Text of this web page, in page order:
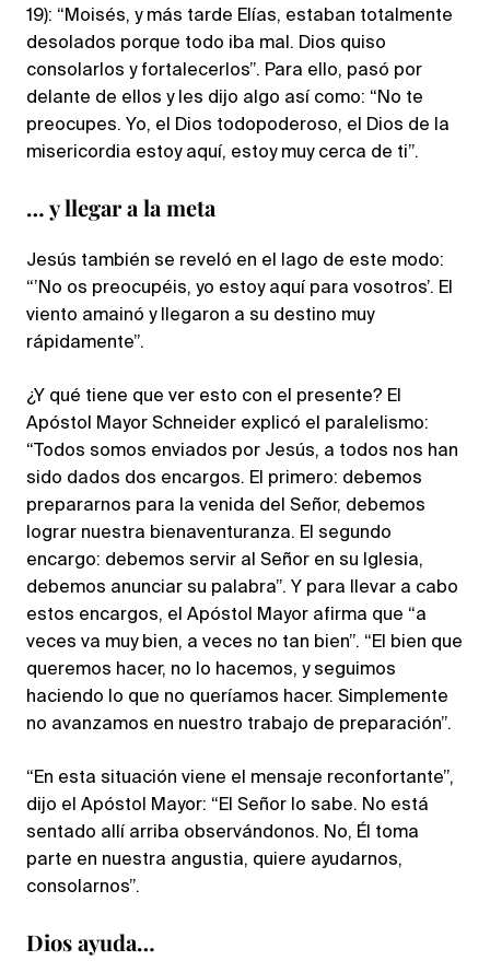
19): “Moisés, y más tarde Elías, estaban totalmente
desolados porque todo iba mal. Dios quiso
consolarlos y fortalecerlos”. Para ello, pasó por
delante de ellos y les dijo algo así como: “No te
preocupes. Yo, el Dios todopoderoso, el Dios de la
misericordia estoy aquí, estoy muy cerca de ti”.
… y llegar a la meta
Jesús también se reveló en el lago de este modo:
“’No os preocupéis, yo estoy aquí para vosotros’. El
viento amainó y llegaron a su destino muy
rápidamente”.
¿Y qué tiene que ver esto con el presente? El
Apóstol Mayor Schneider explicó el paralelismo:
“Todos somos enviados por Jesús, a todos nos han
sido dados dos encargos. El primero: debemos
prepararnos para la venida del Señor, debemos
lograr nuestra bienaventuranza. El segundo
encargo: debemos servir al Señor en su Iglesia,
debemos anunciar su palabra”. Y para llevar a cabo
estos encargos, el Apóstol Mayor afirma que “a
veces va muy bien, a veces no tan bien”. “El bien que
queremos hacer, no lo hacemos, y seguimos
haciendo lo que no queríamos hacer. Simplemente
no avanzamos en nuestro trabajo de preparación”.
“En esta situación viene el mensaje reconfortante”,
dijo el Apóstol Mayor: “El Señor lo sabe. No está
sentado allí arriba observándonos. No, Él toma
parte en nuestra angustia, quiere ayudarnos,
consolarnos”.
Dios ayuda…